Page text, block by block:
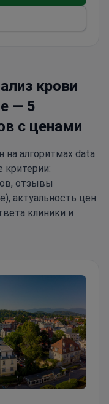
Техника:
(DFPP).
крови
— 5
с ценами
на алгоритмах data
критерии:
отзывы
актуальность цен
клиники и